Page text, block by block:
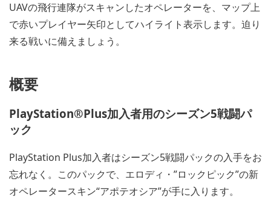
UAVの飛行連隊がスキャンしたオペレーターを、マップ上
で赤いプレイヤー矢印としてハイライト表示します。迫り
来る戦いに備えましょう。
概要
PlayStation®Plus加入者用のシーズン5戦闘パ
ック
PlayStation Plus加入者はシーズン5戦闘パックの入手をお
忘れなく。このパックで、エロディ・”ロックピック”の新
オペレータースキン“アポテオシア”が手に入ります。